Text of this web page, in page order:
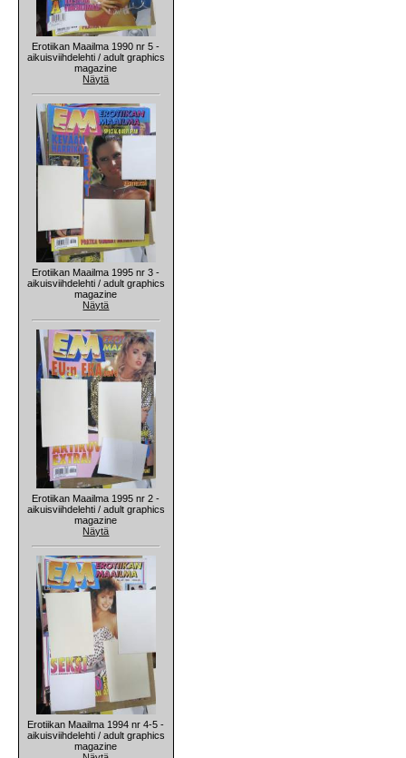
Erotiikan Maailma 1990 nr 5 -
aikuisviihdelehti / adult graphics
magazine
Näytä
Erotiikan Maailma 1995 nr 3 -
aikuisviihdelehti / adult graphics
magazine
Näytä
Erotiikan Maailma 1995 nr 2 -
aikuisviihdelehti / adult graphics
magazine
Näytä
Erotiikan Maailma 1994 nr 4-5 -
aikuisviihdelehti / adult graphics
magazine